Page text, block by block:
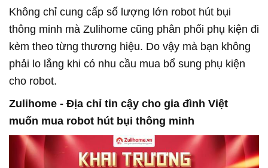
Không chỉ cung cấp số lượng lớn robot hút bụi
thông minh mà Zulihome cũng phân phối phụ kiện đi
kèm theo từng thương hiệu. Do vậy mà bạn không
phải lo lắng khi có nhu cầu mua bổ sung phụ kiện
cho robot.
Zulihome - Địa chỉ tin cậy cho gia đình Việt
muốn mua robot hút bụi thông minh